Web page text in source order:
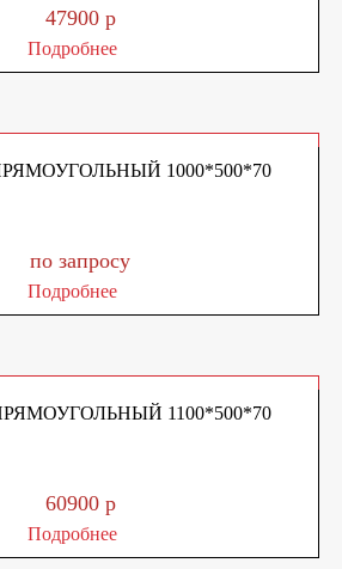
47900 р
Подробнее
1000*500*70
по запросу
Подробнее
1100*500*70
60900 р
Подробнее